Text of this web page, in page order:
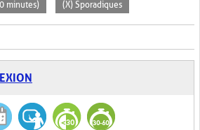
minutes) (X) Sporadiques